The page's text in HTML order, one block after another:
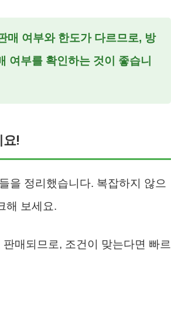
매 여부와 한도가 다르므로, 방
여부를 확인하는 것이 좋습니
!
을 정리했습니다. 복잡하지 않으
해 보세요.
매되므로, 조건이 맞는다면 빠르